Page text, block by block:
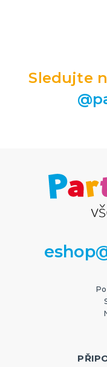
Sledujte